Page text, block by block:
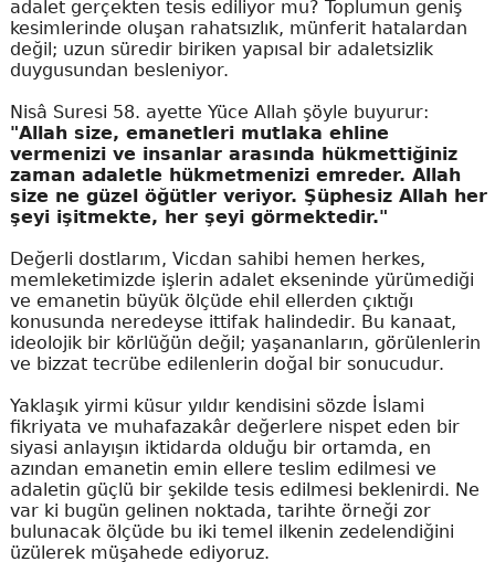
adalet gerçekten tesis ediliyor mu? Toplumun geniş
kesimlerinde oluşan rahatsızlık, münferit hatalardan
değil; uzun süredir biriken yapısal bir adaletsizlik
duygusundan besleniyor.
Nisâ Suresi 58. ayette Yüce Allah şöyle buyurur:
"Allah size, emanetleri mutlaka ehline
vermenizi ve insanlar arasında hükmettiğiniz
zaman adaletle hükmetmenizi emreder. Allah
size ne güzel öğütler veriyor. Şüphesiz Allah her
şeyi işitmekte, her şeyi görmektedir."
Değerli dostlarım, Vicdan sahibi hemen herkes,
memleketimizde işlerin adalet ekseninde yürümediği
ve emanetin büyük ölçüde ehil ellerden çıktığı
konusunda neredeyse ittifak halindedir. Bu kanaat,
ideolojik bir körlüğün değil; yaşananların, görülenlerin
ve bizzat tecrübe edilenlerin doğal bir sonucudur.
Yaklaşık yirmi küsur yıldır kendisini sözde İslami
fikriyata ve muhafazakâr değerlere nispet eden bir
siyasi anlayışın iktidarda olduğu bir ortamda, en
azından emanetin emin ellere teslim edilmesi ve
adaletin güçlü bir şekilde tesis edilmesi beklenirdi. Ne
var ki bugün gelinen noktada, tarihte örneği zor
bulunacak ölçüde bu iki temel ilkenin zedelendiğini
üzülerek müşahede ediyoruz.